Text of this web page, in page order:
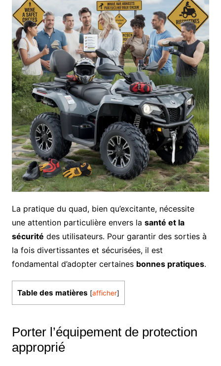
La pratique du quad, bien qu’excitante, nécessite
une attention particulière envers la santé et la
sécurité des utilisateurs. Pour garantir des sorties à
la fois divertissantes et sécurisées, il est
fondamental d’adopter certaines bonnes pratiques.
Table des matières [afficher]
Porter l’équipement de protection
approprié